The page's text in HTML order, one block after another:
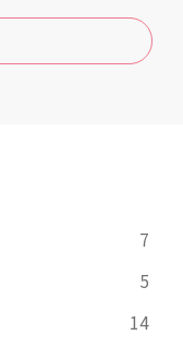
7
5
14